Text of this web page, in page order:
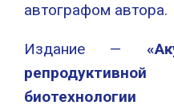
автографом автора.
Издание —
биотехнологии